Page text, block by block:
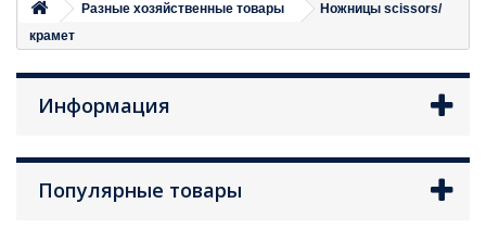
Разные хозяйственные товары
Ножницы scissors/
крамет
Информация
Популярные товары